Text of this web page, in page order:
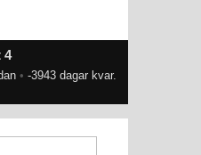
4
• -3943 dagar kvar.